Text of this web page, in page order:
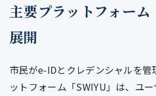
主要プラットフォー
展開
市民がe-IDとクレデンシャルを管
ットフォーム「SWIYU」は、ユ